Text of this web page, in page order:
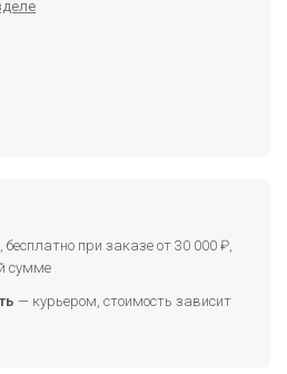
при заказе от 30 000 ₽,
сумме
— курьером, стоимость зависит